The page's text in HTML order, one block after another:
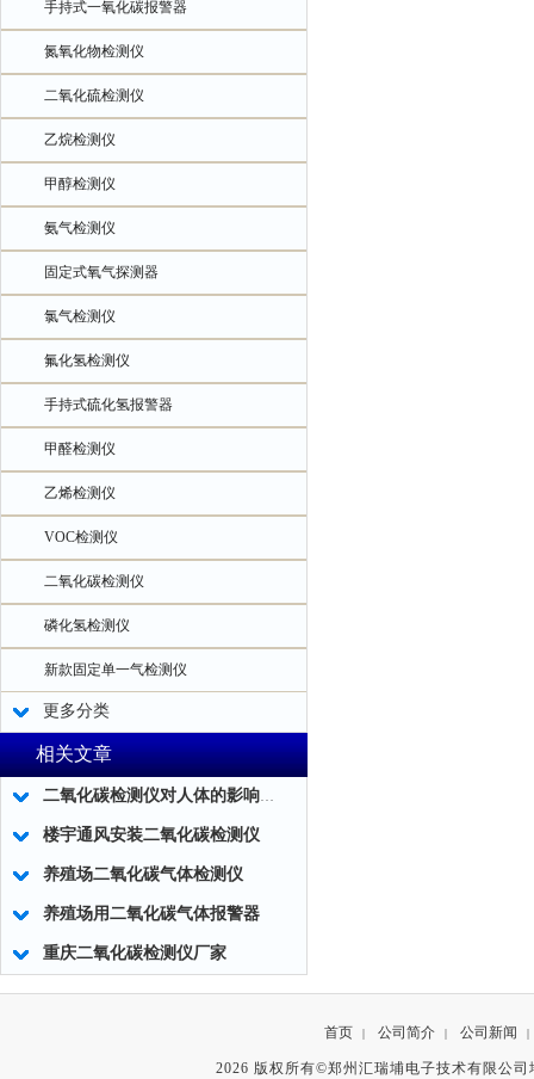
手持式一氧化碳报警器
氮氧化物检测仪
二氧化硫检测仪
乙烷检测仪
甲醇检测仪
氨气检测仪
固定式氧气探测器
氯气检测仪
氟化氢检测仪
手持式硫化氢报警器
甲醛检测仪
乙烯检测仪
VOC检测仪
二氧化碳检测仪
磷化氢检测仪
新款固定单一气检测仪
更多分类
相关文章
二氧化碳检测仪对人体的影响及二氧化碳检测仪的应用！
楼宇通风安装二氧化碳检测仪
养殖场二氧化碳气体检测仪
养殖场用二氧化碳气体报警器
重庆二氧化碳检测仪厂家
首页 | 公司简介 | 公司新闻 |
2026 版权所有©郑州汇瑞埔电子技术有限公